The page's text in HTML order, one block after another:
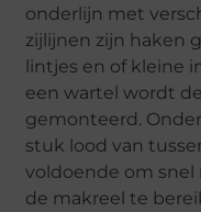
onderlijn met
zijlijnen zijn haken
lintjes en of kleine
een wartel wordt
gemonteerd.
stuk lood van
voldoende om snel
de makreel te